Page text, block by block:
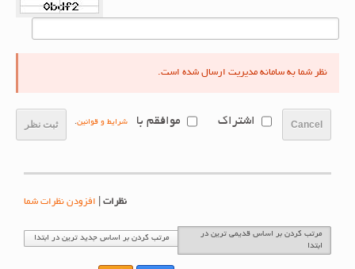
نظر شما به سامانه مدیریت ارسال شده است.
ثبت نظر Cancel اشتراک موافقم با شرایط و قوانین.
نظرات |افزودن نظرات شما
مرتب کردن بر اساس قدیمی ترین در
مرتب کردن بر اساس جدید ترین در ابتدا